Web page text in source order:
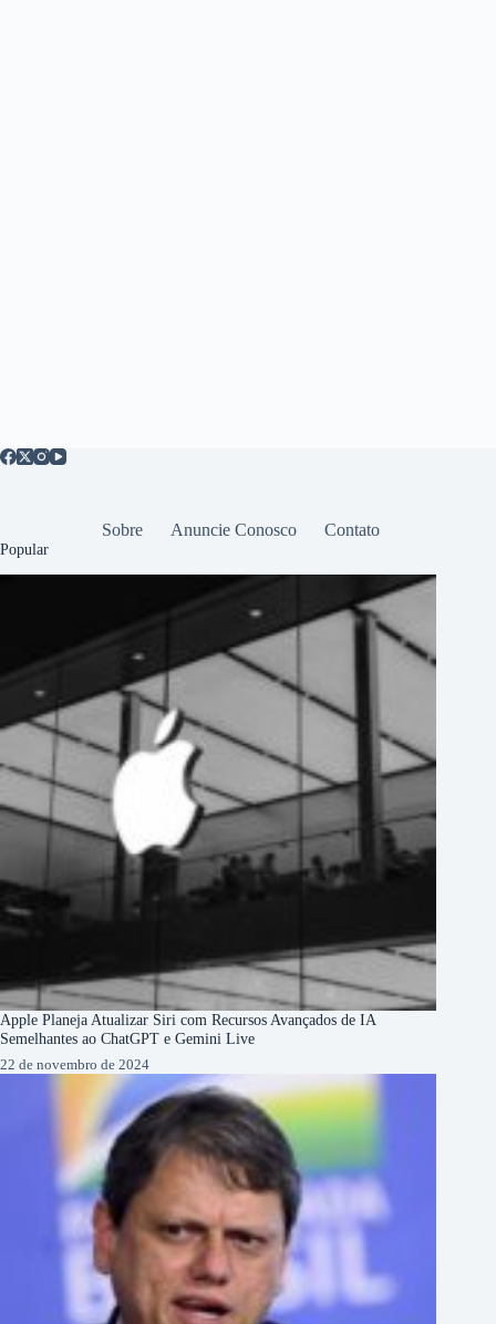
Sobre Anuncie Conosco Contato
Popular
Apple Planeja Atualizar Siri com Recursos Avançados de IA
Semelhantes ao ChatGPT e Gemini Live
22 de novembro de 2024